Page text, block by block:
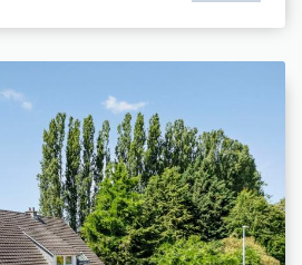
Te koop: Woning
987 m²